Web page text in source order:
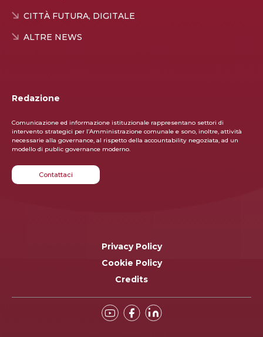
CITTÀ FUTURA, DIGITALE
ALTRE NEWS
Redazione
Comunicazione ed informazione istituzionale rappresentano settori di
intervento strategici per l’Ammini­strazione comunale e sono, inoltre, attività
necessarie alla governance, al rispetto della accountability negoziata, ad un
modello di public governance moderno.
Contattaci
Privacy Policy
Cookie Policy
Credits